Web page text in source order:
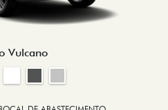
Vulcano